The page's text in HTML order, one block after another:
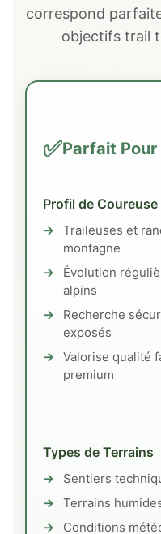
correspond
objectifs trail
✅Parfait Pour
Profil de Coureuse
Traileuses et
montagne
Évolution
alpins
Recherche
exposés
Valorise qualité
premium
Types de Terrains
Sentiers
Terrains
Conditions